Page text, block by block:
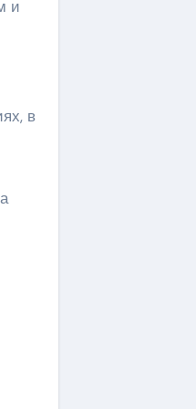
и
в